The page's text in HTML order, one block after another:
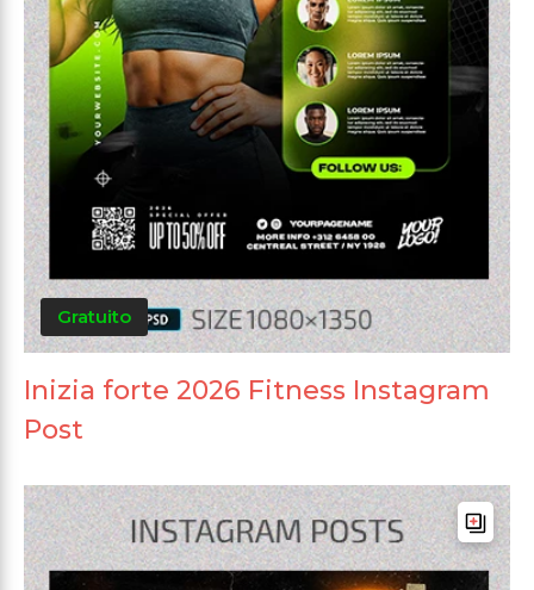
Gratuito
Inizia forte 2026 Fitness Instagram
Post